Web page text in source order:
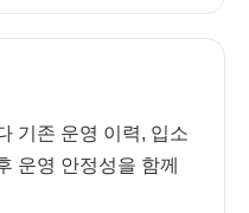
기존 운영 이력, 입소
운영 안정성을 함께